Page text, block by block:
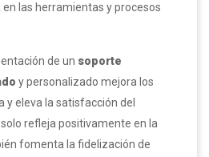
las herramientas y procesos
de un soporte
y personalizado mejora los
y eleva la satisfacción del
refleja positivamente en la
fomenta la fidelización de